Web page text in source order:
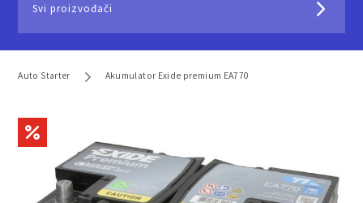
Svi proizvođači
Auto Starter Akumulator Exide premium EA770